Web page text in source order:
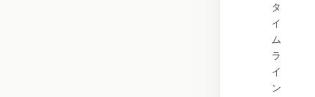
タ
イ
ム
ラ
イ
ン